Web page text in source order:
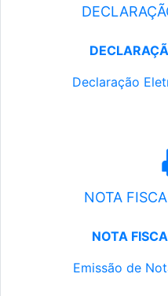
Declaração
NOTA
NOTA
Emissão de